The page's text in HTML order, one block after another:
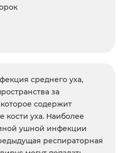
среднего уха,
за
содержит
уха. Наиболее
ушной инфекции
респираторная